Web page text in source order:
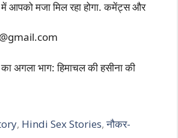
में आपको मजा मिल रहा होगा. कमेंट्स और
अगला भाग: हिमाचल की हसीना की
, Hindi Sex Stories,नौकर-